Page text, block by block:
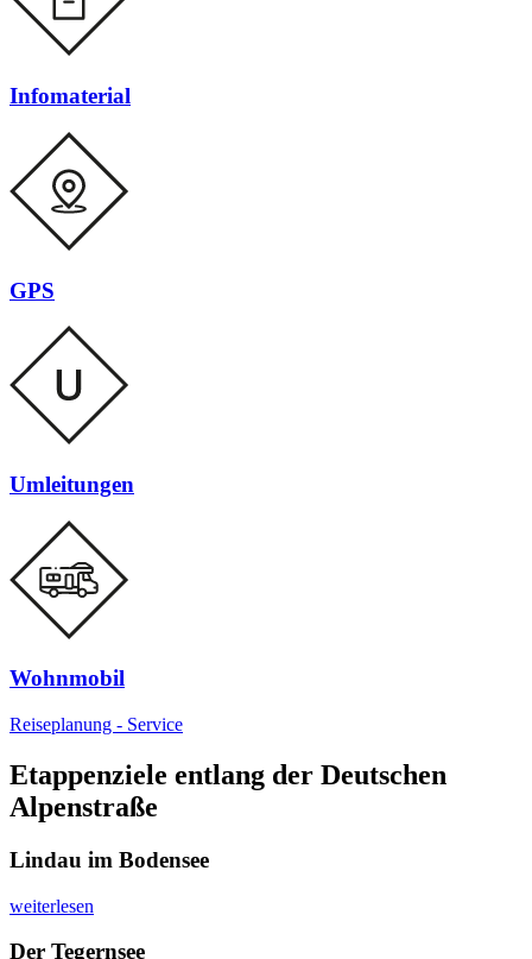
Infomaterial
GPS
Umleitungen
Wohnmobil
Reiseplanung - Service
Etappenziele entlang der Deutschen
Alpenstraße
Lindau im Bodensee
weiterlesen
Der Tegernsee